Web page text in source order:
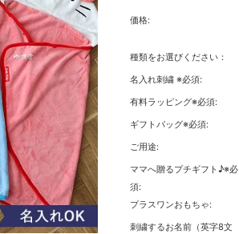
価格:
種類をお選びください：
名入れ刺繍 ※必須:
有料ラッピング※必須:
ギフトバッグ※必須:
ご用途:
ママへ贈るプチギフト♪※必
須:
プラスワンおもちゃ:
刺繍するお名前（英字8文